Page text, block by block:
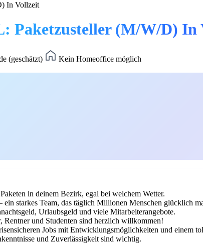
In Vollzeit
Paketzusteller (M/W/D) In
(geschätzt)
Kein Homeoffice möglich
in deinem Bezirk, egal bei welchem Wetter.
starkes Team, das täglich Millionen Menschen glücklich
Urlaubsgeld und viele Mitarbeiterangebote.
Rentner und Studenten sind herzlich willkommen!
Jobs mit Entwicklungsmöglichkeiten und einem
und Zuverlässigkeit sind wichtig.